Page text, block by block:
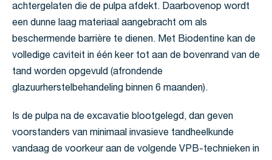
achtergelaten die de pulpa afdekt. Daarbovenop wordt
een dunne laag materiaal aangebracht om als
beschermende barrière te dienen. Met Biodentine kan de
volledige caviteit in één keer tot aan de bovenrand van de
tand worden opgevuld (afrondende
glazuurherstelbehandeling binnen 6 maanden).
Is de pulpa na de excavatie blootgelegd, dan geven
voorstanders van minimaal invasieve tandheelkunde
vandaag de voorkeur aan de volgende VPB-technieken in